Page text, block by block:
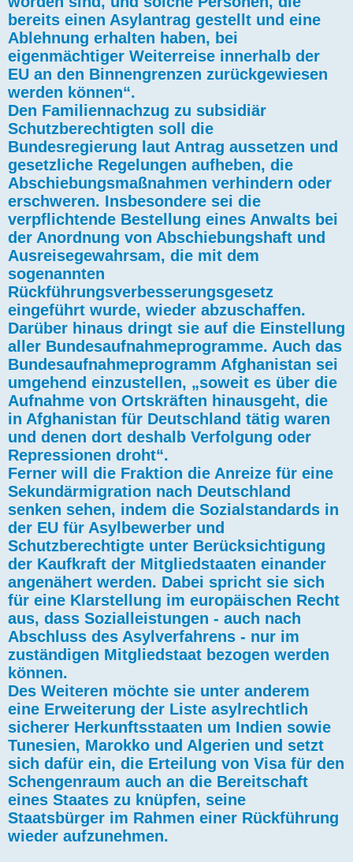
bereits einen Asylantrag gestellt und eine
Ablehnung erhalten haben, bei
eigenmächtiger Weiterreise innerhalb der
EU an den Binnengrenzen zurückgewiesen
werden können“.
Den Familiennachzug zu subsidiär
Schutzberechtigten soll die
Bundesregierung laut Antrag aussetzen und
gesetzliche Regelungen aufheben, die
Abschiebungsmaßnahmen verhindern oder
erschweren. Insbesondere sei die
verpflichtende Bestellung eines Anwalts bei
der Anordnung von Abschiebungshaft und
Ausreisegewahrsam, die mit dem
sogenannten
Rückführungsverbesserungsgesetz
eingeführt wurde, wieder abzuschaffen.
Darüber hinaus dringt sie auf die Einstellung
aller Bundesaufnahmeprogramme. Auch das
Bundesaufnahmeprogramm Afghanistan sei
umgehend einzustellen, „soweit es über die
Aufnahme von Ortskräften hinausgeht, die
in Afghanistan für Deutschland tätig waren
und denen dort deshalb Verfolgung oder
Repressionen droht“.
Ferner will die Fraktion die Anreize für eine
Sekundärmigration nach Deutschland
senken sehen, indem die Sozialstandards in
der EU für Asylbewerber und
Schutzberechtigte unter Berücksichtigung
der Kaufkraft der Mitgliedstaaten einander
angenähert werden. Dabei spricht sie sich
für eine Klarstellung im europäischen Recht
aus, dass Sozialleistungen - auch nach
Abschluss des Asylverfahrens - nur im
zuständigen Mitgliedstaat bezogen werden
können.
Des Weiteren möchte sie unter anderem
eine Erweiterung der Liste asylrechtlich
sicherer Herkunftsstaaten um Indien sowie
Tunesien, Marokko und Algerien und setzt
sich dafür ein, die Erteilung von Visa für den
Schengenraum auch an die Bereitschaft
eines Staates zu knüpfen, seine
Staatsbürger im Rahmen einer Rückführung
wieder aufzunehmen.